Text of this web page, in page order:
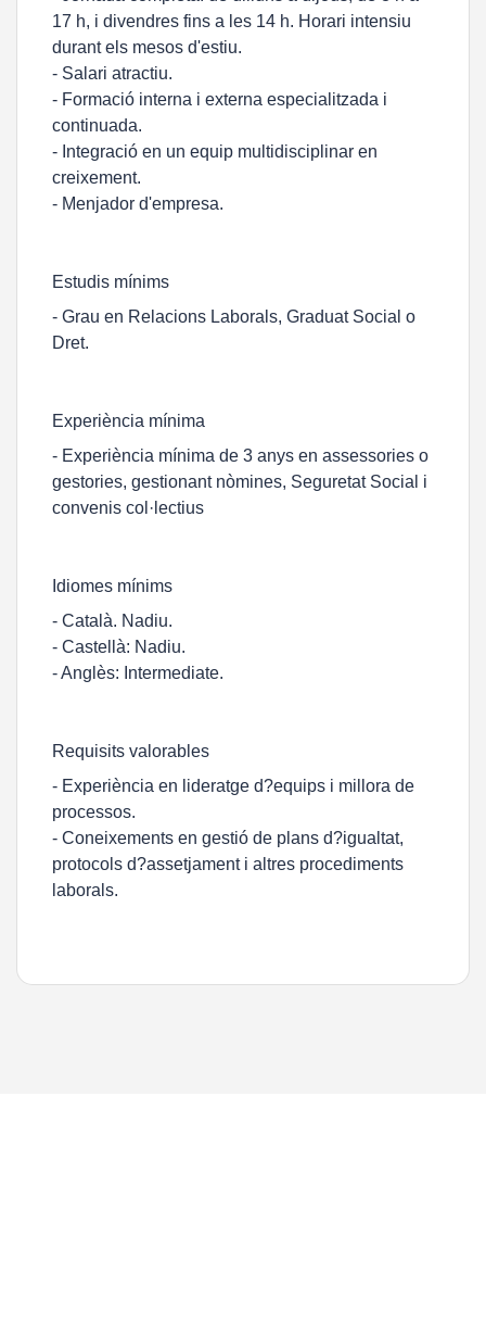
17 h, i divendres fins a les 14 h. Horari intensiu
durant els mesos d'estiu.
- Salari atractiu.
- Formació interna i externa especialitzada i
continuada.
- Integració en un equip multidisciplinar en
creixement.
- Menjador d'empresa.
Estudis mínims
- Grau en Relacions Laborals, Graduat Social o
Dret.
Experiència mínima
- Experiència mínima de 3 anys en assessories o
gestories, gestionant nòmines, Seguretat Social i
convenis col·lectius
Idiomes mínims
- Català. Nadiu.
- Castellà: Nadiu.
- Anglès: Intermediate.
Requisits valorables
- Experiència en lideratge d?equips i millora de
processos.
- Coneixements en gestió de plans d?igualtat,
protocols d?assetjament i altres procediments
laborals.